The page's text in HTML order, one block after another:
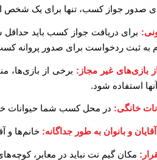
صدور جواز کسب، تنها برای یک شخص
به ثبت ردخواست برای صدور پروانه
بازی‌های غیر مجاز: برخی از بازی‌ها،
آنها استفاده شود.
خانگی: در محل کسب شما حیوانات
و بانوان به طور جداگانه: خانم‌ها و
مکان گیم نت نباید در معابر،